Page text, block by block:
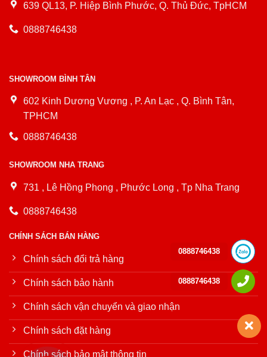
639 QL13, P. Hiệp Bình Phước, Q. Thủ Đức, TpHCM
0888746438
SHOWROOM BÌNH TÂN
602 Kinh Dương Vương , P. An Lạc , Q. Bình Tân,
TPHCM
0888746438
SHOWROOM NHA TRANG
731 , Lê Hồng Phong , Phước Long , Tp Nha Trang
0888746438
CHÍNH SÁCH BÁN HÀNG
Chính sách đổi trả hàng
Chính sách bảo hành
Chính sách vận chuyển và giao nhận
Chính sách đặt hàng
Chính sách bảo mật thông tin
0888746438
0888746438